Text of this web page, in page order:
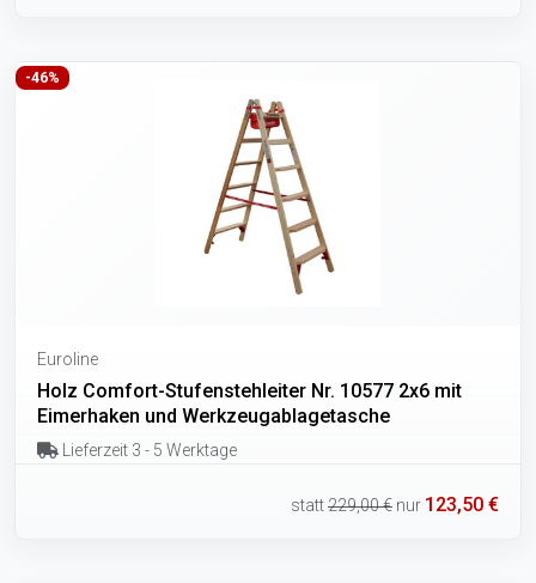
-46%
Euroline
Holz Comfort-Stufenstehleiter Nr. 10577 2x6 mit
Eimerhaken und Werkzeugablagetasche
Lieferzeit 3 - 5 Werktage
statt229,00 € nur 123,50 €